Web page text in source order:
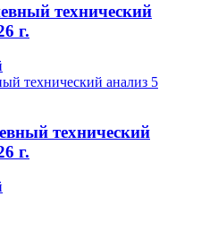
технический
г.
технический
г.